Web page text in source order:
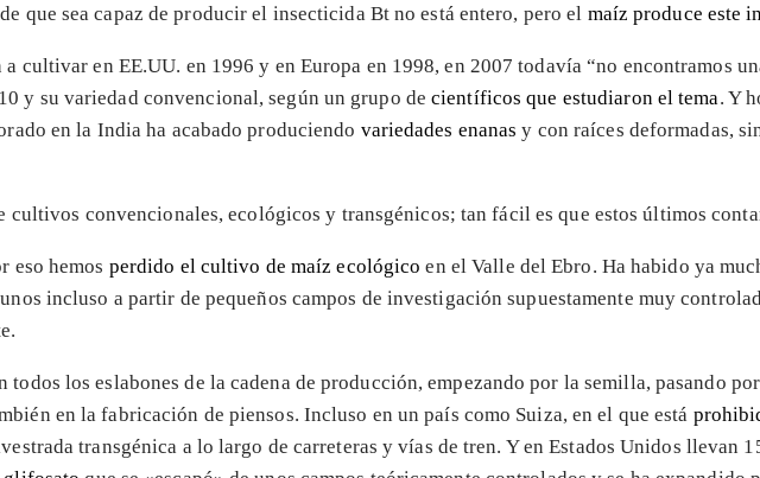
que sea capaz de producir el insecticida Bt no está entero, pero el maíz produce este
a cultivar en EE.UU. en 1996 y en Europa en 1998, en 2007 todavía “no encontramos
y su variedad convencional, según un grupo decientíficos que estudiaron el tema. Y
en la India ha acabado produciendo variedades enanas y con raíces deformadas,
convencionales, ecológicos y transgénicos; tan fácil es que estos últimos
eso hemos perdido el cultivo de maíz ecológico en el Valle del Ebro. Ha habido ya
incluso a partir de pequeños campos de investigación supuestamente muy
todos los eslabones de la cadena de producción, empezando por la semilla, pasando
en la fabricación de piensos. Incluso en un país como Suiza, en el que está
transgénica a lo largo de carreteras y vías de tren. Y en Estados Unidos llevan